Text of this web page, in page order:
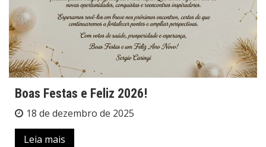
Boas Festas e Feliz 2026!
18 de dezembro de 2025
Leia mais